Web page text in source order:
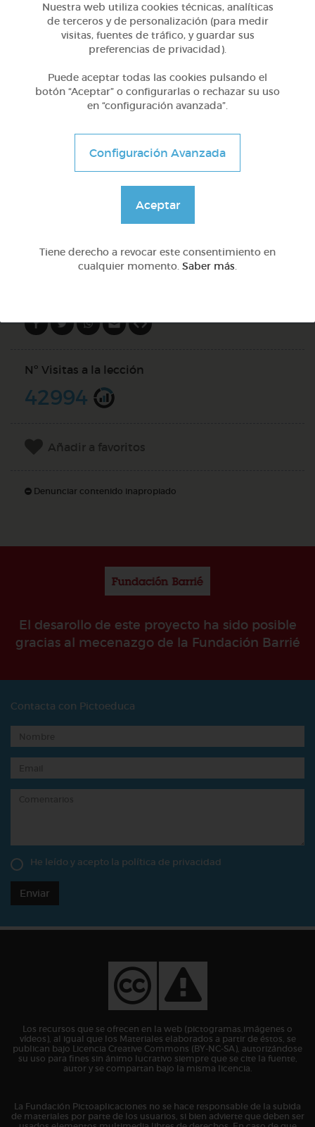
2º Primaria (7-8 años)
El director de orquesta
DOCS (2)
Nº Visitas a la lección
42994
Añadir a favoritos
Denunciar contenido inapropiado
El desarollo de este proyecto ha sido posible
gracias al mecenazgo de la Fundación Barrié
Contacta con Pictoeduca
He leído y acepto la política de privacidad
Enviar
Los recursos que se ofrecen en la web (pictogramas,imágenes o
vídeos), al igual que los Materiales elaborados a partir de éstos, se
publican bajo Licencia Creative Commons (BY-NC-SA), autorizándose
su uso para fines sin ánimo lucrativo siempre que se cite la fuente,
autor y se compartan bajo la misma licencia.
La Fundación Pictoaplicaciones no se hace responsable de la subida
de materiales por parte de los usuarios, si bien advierte que deben ser
Nuestra web utiliza cookies técnicas, analíticas
de terceros y de personalización (para medir
visitas, fuentes de tráfico, y guardar sus
preferencias de privacidad).
Puede aceptar todas las cookies pulsando el
botón “Aceptar” o configurarlas o rechazar su uso
en “configuración avanzada”.
Configuración Avanzada
Aceptar
Tiene derecho a revocar este consentimiento en
cualquier momento. Saber más.